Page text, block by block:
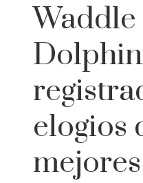
Waddle
elogios